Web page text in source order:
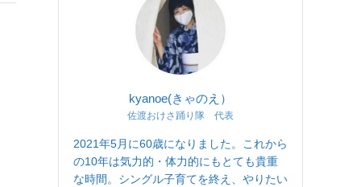
kyanoe(きゃのえ）
佐渡おけさ踊り隊 代表
2021年5月に60歳になりました。これから
の10年は気力的・体力的にもとても貴重
な時間。シングル子育てを終え、やりたい